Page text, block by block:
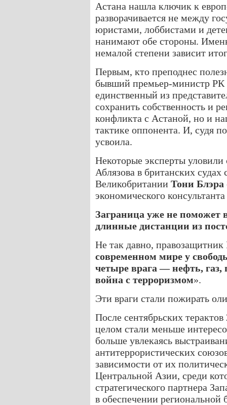
Астана нашла ключик к
разворачивается не между
юристами, лоббистами и
нанимают обе стороны.
немалой степени зависит
Первым, кто преподнес
бывший премьер-министр РК
единственный из
сохранить собственность и
конфликта с Астаной, но и
тактике оппонента. И, судя
усвоила.
Некоторые эксперты
Аблязова в британских
Великобритании Тони Блэра
экономического
Заграница уже не поможет
длинные дистанции из
Не так давно,
современном мире у
четыре врага — нефть, газ,
война с терроризмом».
Эти враги стали пожирать
После сентябрьских
целом стали меньше
больше увлекаясь
антитеррористических
зависимости от их
Центральной Азии, среди
стратегического партнера
в обеспечении региональной